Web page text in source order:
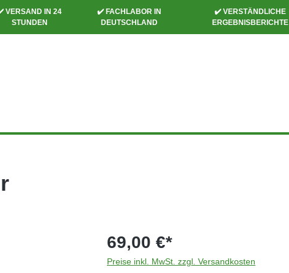
VERSAND IN 24
STUNDEN
✔️ FACHLABOR IN
DEUTSCHLAND
✔️ VERSTÄNDLICHE
ERGEBNISBERICHTE
69,00 €*
Preise inkl. MwSt. zzgl. Versandkosten